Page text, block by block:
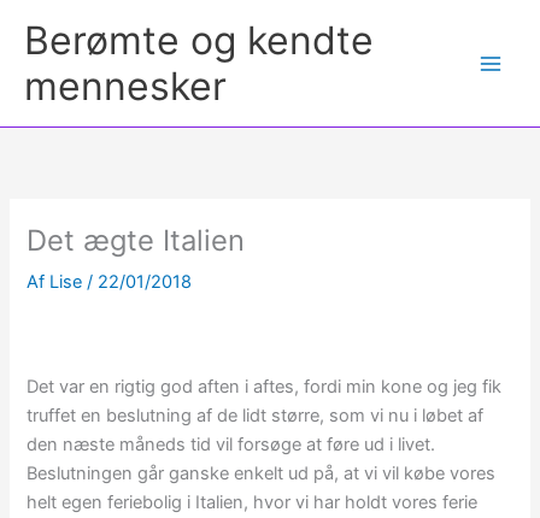
Berømte og kendte
mennesker
Det ægte Italien
Af Lise/ 22/01/2018
Det var en rigtig god aften i aftes, fordi min kone og jeg fik
truffet en beslutning af de lidt større, som vi nu i løbet af
den næste måneds tid vil forsøge at føre ud i livet.
Beslutningen går ganske enkelt ud på, at vi vil købe vores
helt egen feriebolig i Italien, hvor vi har holdt vores ferie